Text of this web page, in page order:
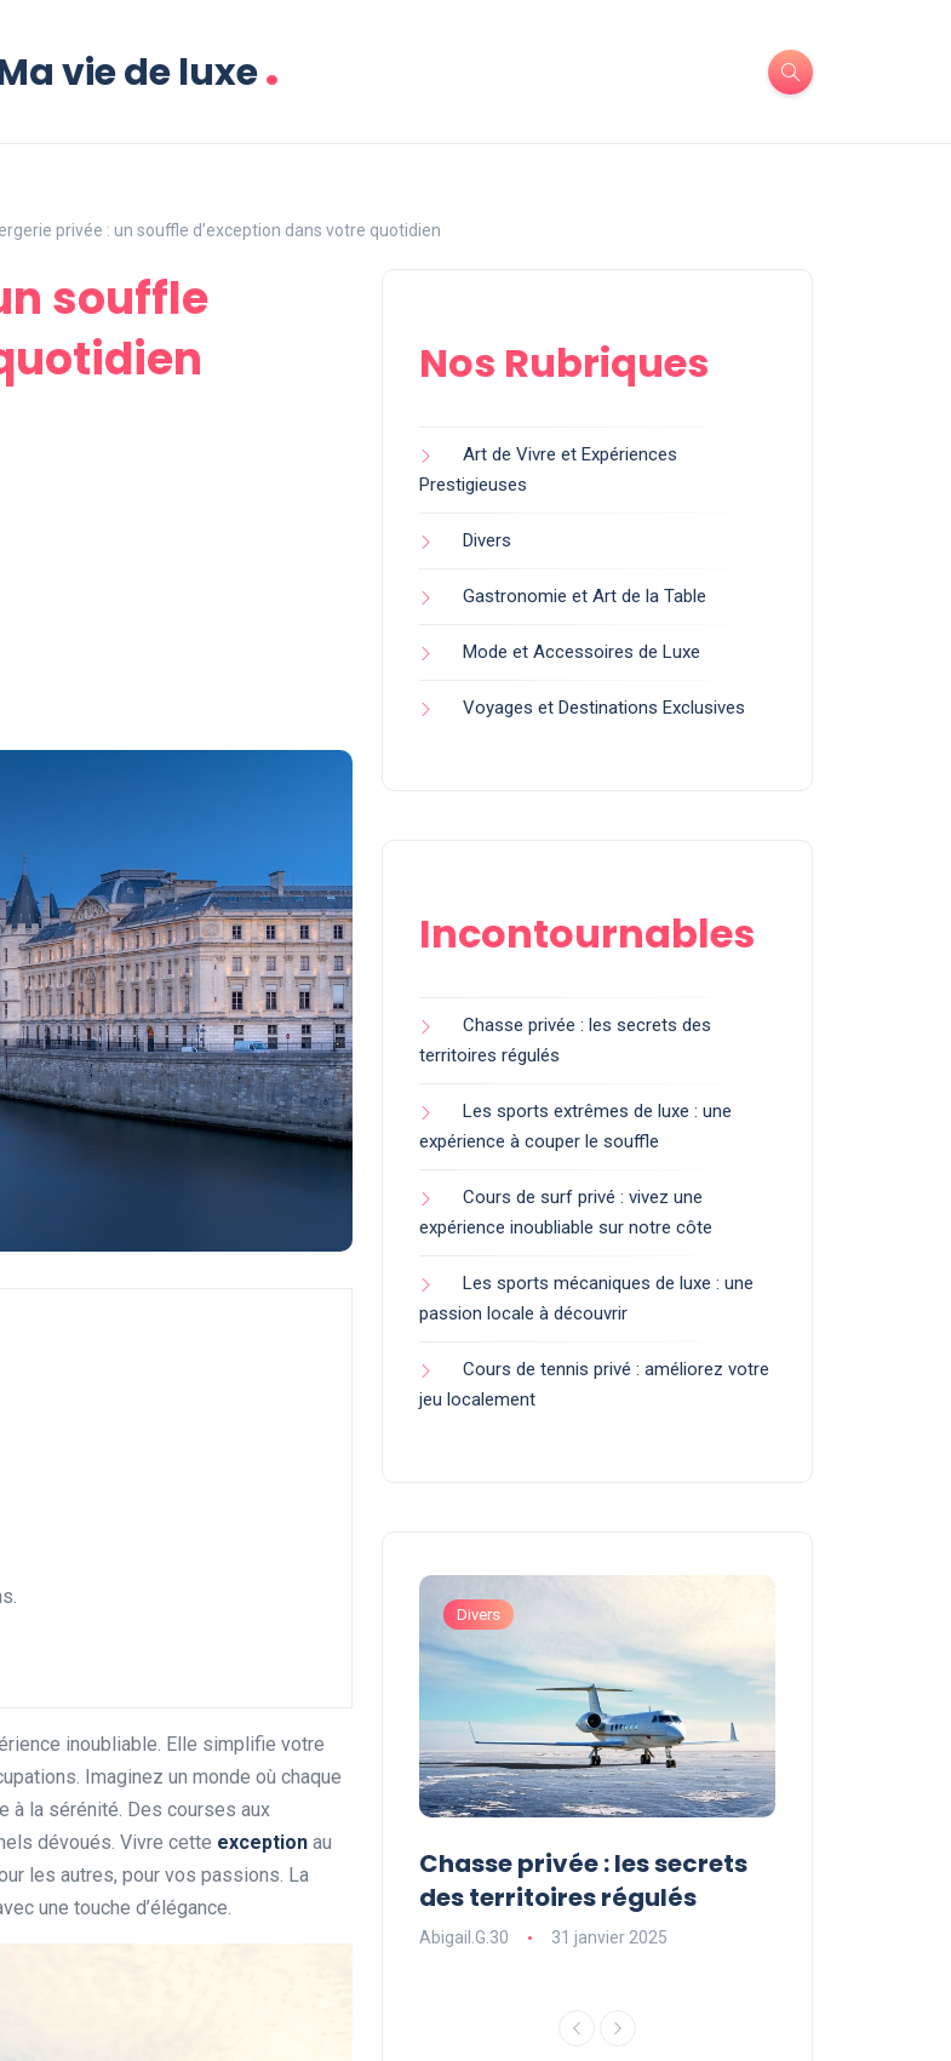
vie de luxe.
privée : un souffle d’exception dans votre quotidien
souffle
inoubliable. Elle simplifie votre
Imaginez un monde où chaque
à la sérénité. Des courses aux
dévoués. Vivre cette exception au
les autres, pour vos passions. La
une touche d’élégance.
Nos Rubriques
Art de Vivre et Expériences
Prestigieuses
Divers
Gastronomie et Art de la Table
Mode et Accessoires de Luxe
Voyages et Destinations Exclusives
Incontournables
Chasse privée : les secrets des
territoires régulés
Les sports extrêmes de luxe : une
expérience à couper le souffle
Cours de surf privé : vivez une
expérience inoubliable sur notre côte
Les sports mécaniques de luxe : une
passion locale à découvrir
Cours de tennis privé : améliorez votre
jeu localement
Cours de surf privé : vivez
une expérience inoubliable
Divers
Chasse privée : les secrets
des territoires régulés
Abigail.G.30 31 janvier 2025